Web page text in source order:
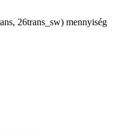
26trans_sw) mennyiség